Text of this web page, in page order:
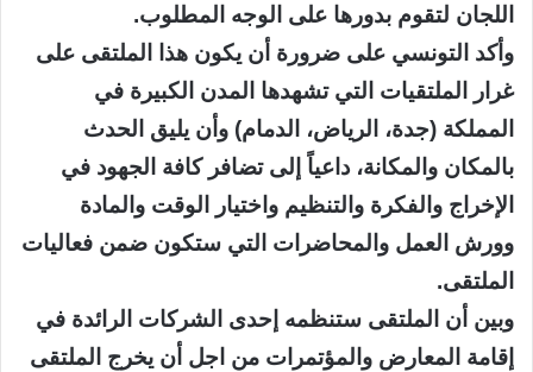
اللجان لتقوم بدورها على الوجه المطلوب.
وأكد التونسي على ضرورة أن يكون هذا الملتقى على
غرار الملتقيات التي تشهدها المدن الكبيرة في
المملكة (جدة، الرياض، الدمام) وأن يليق الحدث
بالمكان والمكانة، داعياً إلى تضافر كافة الجهود في
الإخراج والفكرة والتنظيم واختيار الوقت والمادة
وورش العمل والمحاضرات التي ستكون ضمن فعاليات
الملتقى.
وبين أن الملتقى ستنظمه إحدى الشركات الرائدة في
إقامة المعارض والمؤتمرات من اجل أن يخرج الملتقى